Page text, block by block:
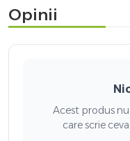
Opinii
Acest produs
care scrie